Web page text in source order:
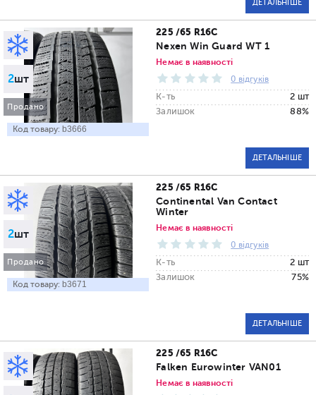
ДЕТАЛЬНІШЕ
2шт
Продано
Код товару: b3666
225 /65 R16C
Nexen Win Guard WT 1
Немає в наявності
0 відгуків
К-ть
2 шт
Залишок
88%
ДЕТАЛЬНІШЕ
2шт
Продано
Код товару: b3671
225 /65 R16C
Continental Van Contact
Winter
Немає в наявності
0 відгуків
К-ть
2 шт
Залишок
75%
ДЕТАЛЬНІШЕ
225 /65 R16C
Falken Eurowinter VAN01
Немає в наявності